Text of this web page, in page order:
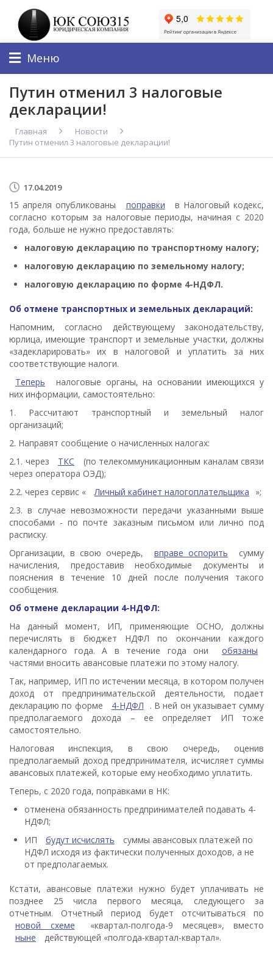
Меню
Путин отменил 3 налоговые
декларации!
Главная
Новости
Путин отменил 3 налоговые декларации!
17.04.2019
15 апреля опубликованы поправки
в Налоговый кодекс,
согласно которым за налоговые периоды, начиная с 2020
года, больше не нужно предоставлять:
налоговую декларацию по транспортному налогу;
налоговую декларацию по земельному налогу;
налоговую декларацию по форме 4-НДФЛ.
Об отмене транспортных и земельных деклараций:
Напомним, согласно действующему законодательству,
юрлица, имеющие транспорт и земельные участки, должны
«задекларировать» их в налоговой и уплатить за них
соответствующие налоги.
Теперь
налоговые органы, на основании имеющихся у
них информации, самостоятельно:
1. Рассчитают транспортный и земельный налог
организаций;
2. Направят сообщение о начисленных налогах:
2.1. через
ТКС
(по телекоммуникационным каналам связи
через оператора ОЭД);
2.2. через сервис «
Личный кабинет налогоплательщика
»;
2.3. в случае невозможности передачи указанными выше
способами - по почте заказным письмом или лично под
расписку.
Организации, в свою очередь,
вправе оспорить
сумму
начисления, предоставив необходимые документы и
пояснения в течение 10 дней после получения такого
сообщения.
Об отмене декларации 4-НДФЛ:
На данный момент, ИП, применяющие ОСНО, должны
перечислять в бюджет НДФЛ по окончании каждого
календарного года. А в течение года они
обязаны
частями вносить авансовые платежи по этому налогу.
Так, например, ИП по истечении месяца, в котором получен
доход от предпринимательской деятельности, подает
декларацию по форме
4-НДФЛ
. В ней он указывает сумму
предполагаемого дохода – ее определяет ИП тоже
самостоятельно.
Налоговая инспекция, в свою очередь, оценив
предполагаемый доход предпринимателя, исчисляет суммы
авансовых платежей, которые ему необходимо уплатить.
Теперь, с 2020 года, поправками в НК:
отменена обязанность предпринимателей подавать 4-
НДФЛ;
ИП
будут исчислять
суммы авансовых платежей по
НДФЛ исходя из фактически полученных доходов, а не
от предполагаемых.
Кстати, авансовые платежи нужно будет уплачивать не
позднее 25 числа первого месяца, следующего за
отчетным. Отчетный период будет отсчитываться по
новой схеме
«квартал-полгода-9 месяцев», вместо
ныне
действующей «полгода-квартал-квартал».